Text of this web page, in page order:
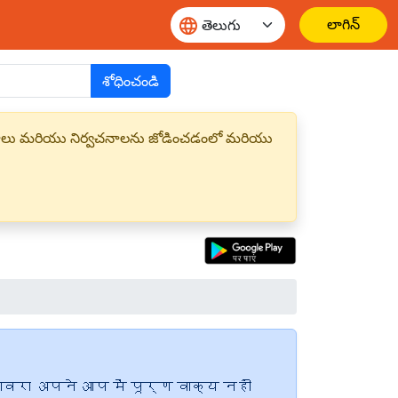
లాగిన్
శోధించండి
మరియు నిర్వచనాలను జోడించడంలో మరియు
अपने आप में पूर्ण वाक्य नहीं